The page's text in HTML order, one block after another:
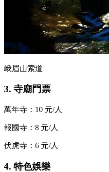
峨眉山索道
3. 寺廟門票
萬年寺：10 元/人
報國寺：8 元/人
伏虎寺：6 元/人
4. 特色娛樂